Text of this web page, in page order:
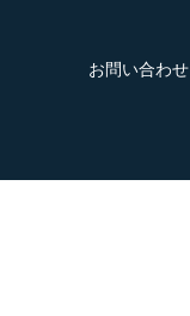
お問い合わせ